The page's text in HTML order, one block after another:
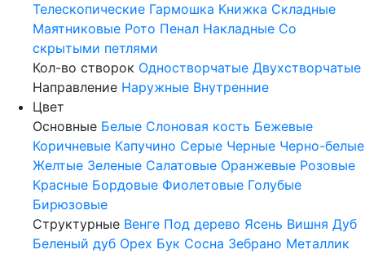
Телескопические Гармошка Книжка Складные
Маятниковые Рото Пенал Накладные Со
скрытыми петлями
Кол-во створок Одностворчатые Двухстворчатые
Направление Наружные Внутренние
Цвет
Основные Белые Слоновая кость Бежевые
Коричневые Капучино Серые Черные Черно-белые
Желтые Зеленые Салатовые Оранжевые Розовые
Красные Бордовые Фиолетовые Голубые
Бирюзовые
Структурные Венге Под дерево Ясень Вишня Дуб
Беленый дуб Орех Бук Сосна Зебрано Металлик